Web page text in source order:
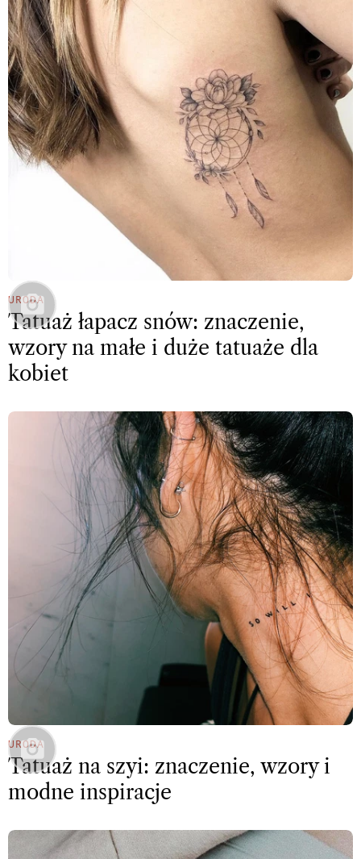
URODA
Tatuaż łapacz snów: znaczenie,
wzory na małe i duże tatuaże dla
kobiet
URODA
Tatuaż na szyi: znaczenie, wzory i
modne inspiracje